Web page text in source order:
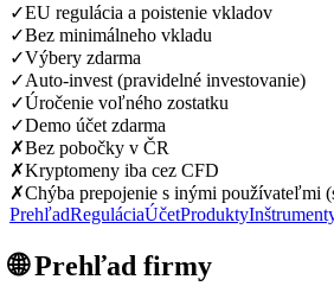
✓EU regulácia a poistenie vkladov
✓Bez minimálneho vkladu
✓Výbery zdarma
✓Auto-invest (pravidelné investovanie)
✓Úročenie voľného zostatku
✓Demo účet zdarma
✗Bez pobočky v ČR
✗Kryptomeny iba cez CFD
✗Chýba prepojenie s inými používateľmi
PrehľadReguláciaÚčetProdukty
🌐 Prehľad firmy